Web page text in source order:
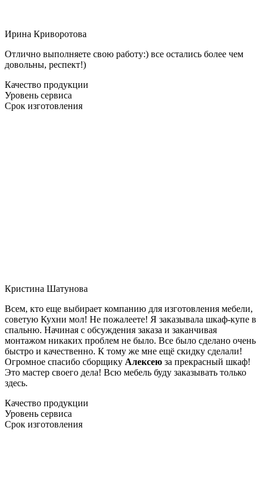
Ирина Криворотова
Отлично выполняете свою работу:) все остались более чем
довольны, респект!)
Качество продукции
Уровень сервиса
Срок изготовления
Кристина Шатунова
Всем, кто еще выбирает компанию для изготовления мебели,
советую Кухни мол! Не пожалеете! Я заказывала шкаф-купе в
спальню. Начиная с обсуждения заказа и заканчивая
монтажом никаких проблем не было. Все было сделано очень
быстро и качественно. К тому же мне ещё скидку сделали!
Огромное спасибо сборщику Алексею за прекрасный шкаф!
Это мастер своего дела! Всю мебель буду заказывать только
здесь.
Качество продукции
Уровень сервиса
Срок изготовления